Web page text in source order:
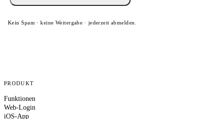
Kein Spam · keine Weitergabe · jederzeit abmelden.
PRODUKT
Funktionen
Web-Login
iOS-App